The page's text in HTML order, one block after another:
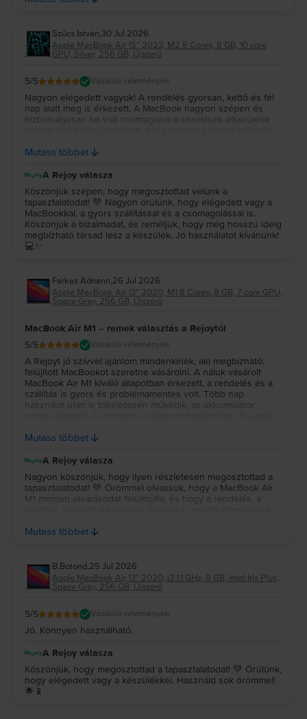
leghülyébb találmánya, miért kell 4 mp-et várni, hogy
Szűcs István,30 Jul 2026
Apple MacBook Air 15″ 2023, M2 8 Cores, 8 GB, 10 core
GPU, Silver, 256 GB, Újszerű
5/5 Vásárlói vélemények
Nagyon elégedett vagyok! A rendelés gyorsan, kettő és fél
nap alatt meg is érkezett. A MacBook nagyon szépen és
biztonságosan be volt csomagolva a sérülések elkerülése
Remélem még nagyon sokáig jól fog működni! Köszönöm!!!
Mutass többet
A Rejoy válasza
Köszönjük szépen, hogy megosztottad velünk a
tapasztalatodat! 💚 Nagyon örülünk, hogy elégedett vagy a
MacBookkal, a gyors szállítással és a csomagolással is.
Köszönjük a bizalmadat, és reméljük, hogy még hosszú ideig
megbízható társad lesz a készülék. Jó használatot kívánunk!
💻✨
Farkas Adrienn,26 Jul 2026
Apple MacBook Air 13″ 2020, M1 8 Cores, 8 GB, 7 core GPU,
Space Gray, 256 GB, Újszerű
MacBook Air M1 – remek választás a Rejoytól
5/5 Vásárlói vélemények
A Rejoyt jó szívvel ajánlom mindenkinek, aki megbízható,
felújított MacBookot szeretne vásárolni. A náluk vásárolt
MacBook Air M1 kiváló állapotban érkezett, a rendelés és a
szállítás is gyors és problémamentes volt. Több nap
használat után is tökéletesen működik, az akkumulátor
vásárolnék tőlük újra.
Mutass többet
A Rejoy válasza
Nagyon köszönjük, hogy ilyen részletesen megosztottad a
tapasztalatodat! 💚 Örömmel olvassuk, hogy a MacBook Air
M1 minden elvárásodat felülmúlta, és hogy a rendelés, a
jövőben is minket választasz! 💻✨
Mutass többet
B.Botond,25 Jul 2026
Apple MacBook Air 13″ 2020, i3 1.1 GHz, 8 GB, Intel Iris Plus,
Space Gray, 256 GB, Újszerű
5/5 Vásárlói vélemények
Jó. Könnyen használható.
A Rejoy válasza
Köszönjük, hogy megosztottad a tapasztalatodat! 💚 Örülünk,
hogy elégedett vagy a készülékkel. Használd sok örömmel!
🌟📱